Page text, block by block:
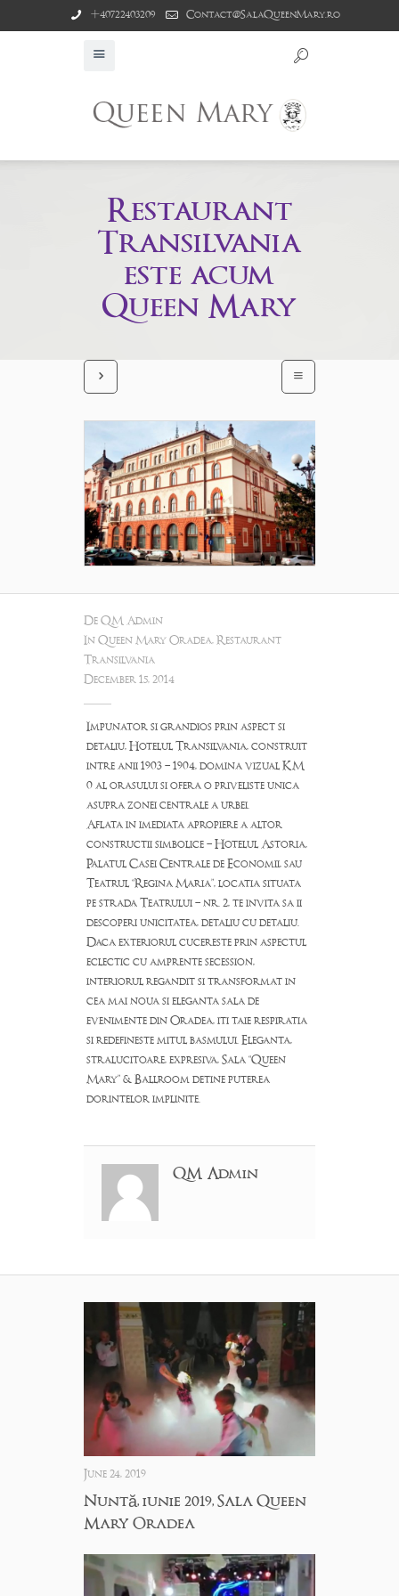
+40722403209 Contact@SalaQueenMary.ro
Restaurant
Transilvania
este acum
Queen Mary
De QM Admin
In Queen Mary Oradea, Restaurant
Transilvania
December 15, 2014
Impunator si grandios prin aspect si
detaliu, Hotelul Transilvania, construit
intre anii 1903 – 1904, domina vizual KM
0 al orasului si ofera o priveliste unica
asupra zonei centrale a urbei.
Aflata in imediata apropiere a altor
constructii simbolice – Hotelul Astoria,
Palatul Casei Centrale de Economii, sau
Teatrul “Regina Maria”, locatia situata
pe strada Teatrului – nr. 2, te invita sa ii
descoperi unicitatea, detaliu cu detaliu.
Daca exteriorul cucereste prin aspectul
eclectic cu amprente secession,
interiorul regandit si transformat in
cea mai noua si eleganta sala de
evenimente din Oradea, iti taie respiratia
si redefineste mitul basmului. Eleganta,
stralucitoare, expresiva, Sala “Queen
Mary” & Ballroom detine puterea
dorintelor implinite.
QM Admin
June 24, 2019
Nuntă, iunie 2019, Sala Queen
Mary Oradea